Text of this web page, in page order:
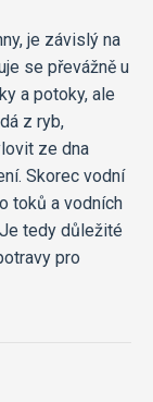
je závislý na
se převážně u
a potoky, ale
z ryb,
ze dna
Skorec vodní
toků a vodních
tedy důležité
pro